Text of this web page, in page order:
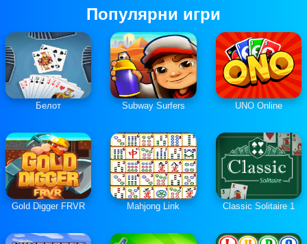
Популярни игри
Белот Subway Surfers UNO Online
Gold Digger FRVR Mahjong Link Classic Solitaire 1